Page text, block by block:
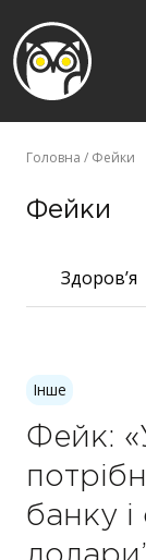
Головна / Фейки
Фейки
Здоров’я
Інше
Фейк:
банку